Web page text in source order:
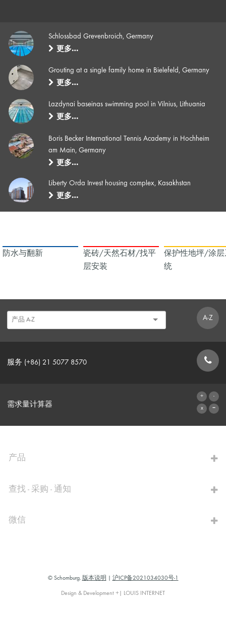
Schlossbad Grevenbroich, Germany
更多…
Grouting at a single family home in Bielefeld, Germany
更多…
Lazdynai baseinas swimming pool in Vilnius, Lithuania
更多…
Boris Becker International Tennis Academy in Hochheim
am Main, Germany
更多…
Liberty Orda Invest housing complex, Kasakhstan
更多…
防水与翻新
瓷砖/天然石材/找平
层安装
保护性地坪/涂层
统
A-Z
服务 (+86) 21 5077 8570
需求量计算器
产品
查找 - 采购 - 通知
微信
© Schomburg. 版本说明 沪ICP备2021034030号-1
Design & Development +| LOUIS INTERNET